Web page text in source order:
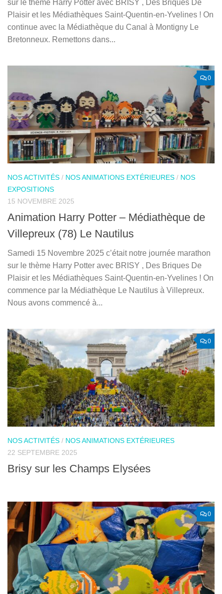
sur le thème Harry Potter avec BRISY , Des Briques De
Plaisir et les Médiathèques Saint-Quentin-en-Yvelines ! On
continue avec la Médiathèque du Canal à Montigny Le
Bretonneux. Remettons dans...
0
NOS ACTIVITÉS / NOS ANIMATIONS EXTÉRIEURES / NOS
EXPOSITIONS
15 NOVEMBRE 2025
Animation Harry Potter – Médiathèque de
Villepreux (78) Le Nautilus
Samedi 15 Novembre 2025 c’était notre journée marathon
sur le thème Harry Potter avec BRISY , Des Briques De
Plaisir et les Médiathèques Saint-Quentin-en-Yvelines ! On
commence par la Médiathèque Le Nautilus à Villepreux.
Nous avons commencé à...
0
NOS ACTIVITÉS / NOS ANIMATIONS EXTÉRIEURES
22 SEPTEMBRE 2025
Brisy sur les Champs Elysées
0